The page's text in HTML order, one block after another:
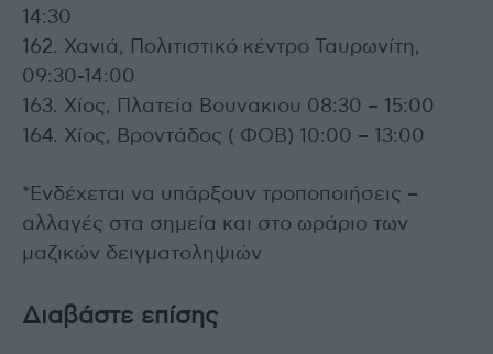
14:30
162. Χανιά, Πολιτιστικό κέντρο Ταυρωνίτη,
09:30-14:00
163. Χίος, Πλατεία Βουνακιου 08:30 – 15:00
164. Χίος, Βροντάδος ( ΦΟΒ) 10:00 – 13:00
*Ενδέχεται να υπάρξουν τροποποιήσεις –
αλλαγές στα σημεία και στο ωράριο των
μαζικών δειγματοληψιών
Διαβάστε επίσης